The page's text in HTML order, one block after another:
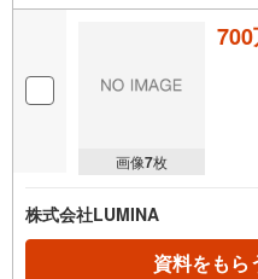
画像7枚
株式会社LUMINA
資料をもら